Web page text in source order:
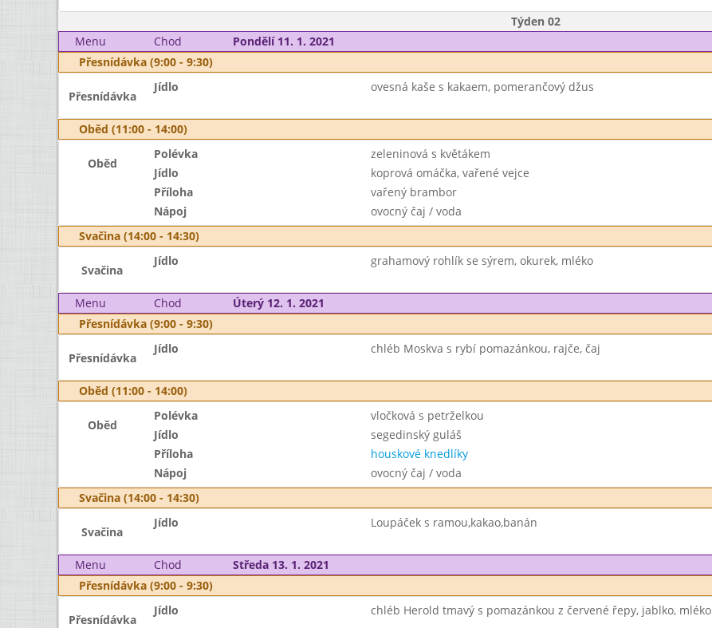
Týden 02
Menu
Chod Pondělí 11. 1. 2021
Přesnídávka (9:00 - 9:30)
Přesnídávka
Jídlo ovesná kaše s kakaem, pomerančový džus
Oběd (11:00 - 14:00)
Oběd
Polévka zeleninová s květákem
Jídlo
koprová omáčka, vařené vejce
Příloha
vařený brambor
Nápoj
ovocný čaj / voda
Svačina (14:00 - 14:30)
Svačina
Jídlo grahamový rohlík se sýrem, okurek, mléko
Menu Chod Úterý 12. 1. 2021
Přesnídávka (9:00 - 9:30)
Přesnídávka
Jídlo chléb Moskva s rybí pomazánkou, rajče, čaj
Oběd (11:00 - 14:00)
Oběd
Polévka vločková s petrželkou
Jídlo
segedinský guláš
Příloha
houskové knedlíky
Nápoj
ovocný čaj / voda
Svačina (14:00 - 14:30)
Svačina
Jídlo Loupáček s ramou,kakao,banán
Menu Chod Středa 13. 1. 2021
Přesnídávka (9:00 - 9:30)
Přesnídávka
Jídlo chléb Herold tmavý s pomazánkou z červené řepy, jablko, mléko